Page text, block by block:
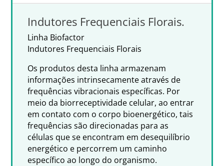
Indutores Frequenciais Florais.
Linha Biofactor
Indutores Frequenciais Florais
Os produtos desta linha armazenam
informações intrinsecamente através de
frequências vibracionais específicas. Por
meio da biorreceptividade celular, ao entrar
em contato com o corpo bioenergético, tais
frequências são direcionadas para as
células que se encontram em desequilíbrio
energético e percorrem um caminho
específico ao longo do organismo.